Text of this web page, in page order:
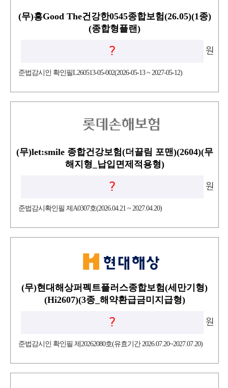
(무)흥Good The건강한0545종합보험(26.05)(1종)
(종합형플랜)
? 원
준법감시인 확인필L260513-05-002(2026-05-13 ~ 2027-05-12)
(무)let:smile 종합건강보험(더끌림 포맨)(2604)(무
해지형_납입면제적용형)
? 원
준법감시확인필 제A0307호(2026.04.21 ~ 2027.04.20)
(무)현대해상퍼펙트플러스종합보험(세만기형)
(Hi2607)(3종_해약환급금미지급형)
? 원
준법감시인 확인필 제20262080호(유효기간 2026.07.20~2027.07.20)